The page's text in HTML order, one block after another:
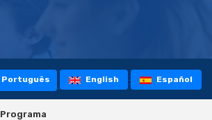
Português English Español